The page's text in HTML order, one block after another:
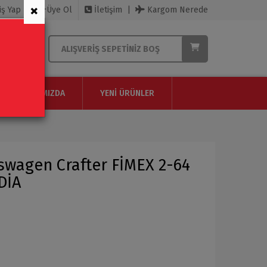
Yap Üye Ol İletişim Kargom Nerede
ALIŞVERIŞ SEPETINIZ BOŞ
HAKKIMIZDA YENI ÜRÜNLER
Crafter FİMEX 2-64
×